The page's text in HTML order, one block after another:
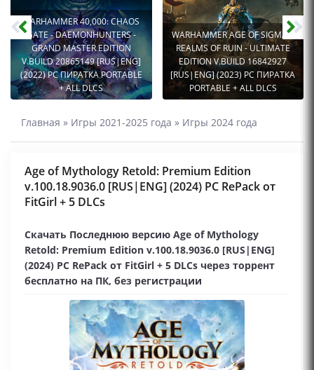
WARHAMMER 40,000: CHAOS
GATE - DAEMONHUNTERS -
GRAND MASTER EDITION
V.BUILD 20865149 [RUS|ENG]
(2022) PC ПИРАТКА PORTABLE
+ ALL DLCS
WARHAMMER AGE OF SIGMAR:
REALMS OF RUIN - ULTIMATE
EDITION V.BUILD 16842927
[RUS|ENG] (2023) PC ПИРАТКА
PORTABLE + ALL DLCS
Главная » Игры 2021-2025 года » Игры 2024 года
Age of Mythology Retold: Premium Edition
v.100.18.9036.0 [RUS|ENG] (2024) PC RePack от
FitGirl + 5 DLCs
Скачать Последнюю версию Age of Mythology
Retold: Premium Edition v.100.18.9036.0 [RUS|ENG]
(2024) PC RePack от FitGirl + 5 DLCs через торрент
бесплатно на ПК, без регистрации